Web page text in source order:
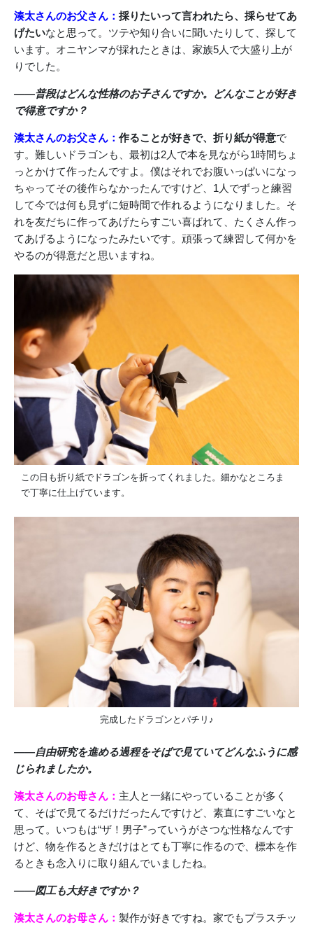
湊太さんのお父さん： 採りたいって言われたら、採らせてあ
げたいなと思って。ツテや知り合いに聞いたりして、探して
います。オニヤンマが採れたときは、家族5人で大盛り上が
りでした。
――普段はどんな性格のお子さんですか。どんなことが好き
で得意ですか？
湊太さんのお父さん： 作ることが好きで、折り紙が得意で
す。難しいドラゴンも、最初は2人で本を見ながら1時間ちょ
っとかけて作ったんですよ。僕はそれでお腹いっぱいになっ
ちゃってその後作らなかったんですけど、1人でずっと練習
して今では何も見ずに短時間で作れるようになりました。そ
れを友だちに作ってあげたらすごい喜ばれて、たくさん作っ
てあげるようになったみたいです。頑張って練習して何かを
やるのが得意だと思いますね。
この日も折り紙でドラゴンを折ってくれました。細かなところま
で丁寧に仕上げています。
完成したドラゴンとパチリ♪
――自由研究を進める過程をそばで見ていてどんなふうに感
じられましたか。
湊太さんのお母さん： 主人と一緒にやっていることが多く
て、そばで見てるだけだったんですけど、素直にすごいなと
思って。いつもは“ザ！男子”っていうがさつな性格なんです
けど、物を作るときだけはとても丁寧に作るので、標本を作
るときも念入りに取り組んでいましたね。
――図工も大好きですか？
湊太さんのお母さん： 製作が好きですね。家でもプラスチッ